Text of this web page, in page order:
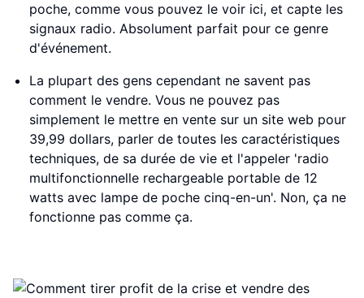
poche, comme vous pouvez le voir ici, et capte les
signaux radio. Absolument parfait pour ce genre
d'événement.
La plupart des gens cependant ne savent pas
comment le vendre. Vous ne pouvez pas
simplement le mettre en vente sur un site web pour
39,99 dollars, parler de toutes les caractéristiques
techniques, de sa durée de vie et l'appeler 'radio
multifonctionnelle rechargeable portable de 12
watts avec lampe de poche cinq-en-un'. Non, ça ne
fonctionne pas comme ça.